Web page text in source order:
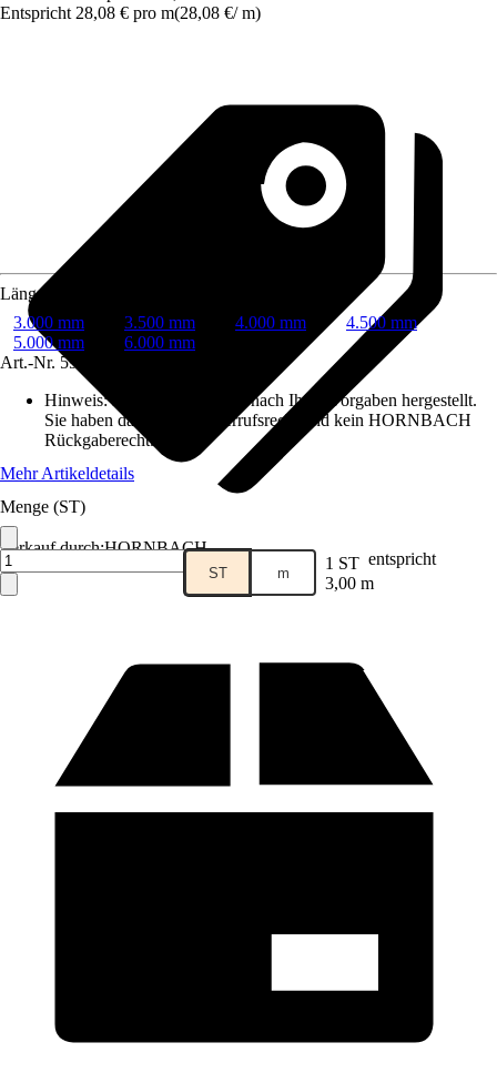
Entspricht 28,08 € pro m(28,08 €/ m)
Verkauf durch:HORNBACH
Länge
3.000 mm
3.500 mm 4.000 mm
4.500 mm
5.000 mm
6.000 mm
Art.-Nr. 5955437
Hinweis: Dieser Artikel wird nach Ihren Vorgaben hergestellt.
Sie haben daher kein Widerrufsrecht und kein HORNBACH
Rückgaberecht.
Mehr Artikeldetails
Menge (ST)
ST m 1 ST entspricht
3,00 m